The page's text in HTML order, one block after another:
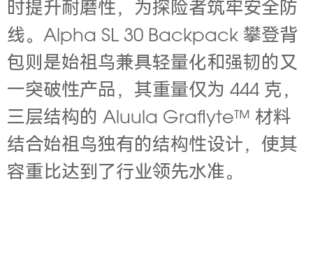
时提升耐磨性，为探险者筑牢安全防
线。Alpha SL 30 Backpack 攀登背
包则是始祖鸟兼具轻量化和强韧的又
一突破性产品，其重量仅为 444 克，
三层结构的 Aluula Graflyte™ 材料
结合始祖鸟独有的结构性设计，使其
容重比达到了行业领先水准。